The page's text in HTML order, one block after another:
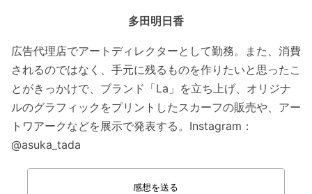
多田明日香
広告代理店でアートディレクターとして勤務。また、消費
されるのではなく、手元に残るものを作りたいと思ったこ
とがきっかけで、ブランド「La」を立ち上げ、オリジナ
ルのグラフィックをプリントしたスカーフの販売や、アー
トワアークなどを展示で発表する。Instagram：
@asuka_tada
感想を送る